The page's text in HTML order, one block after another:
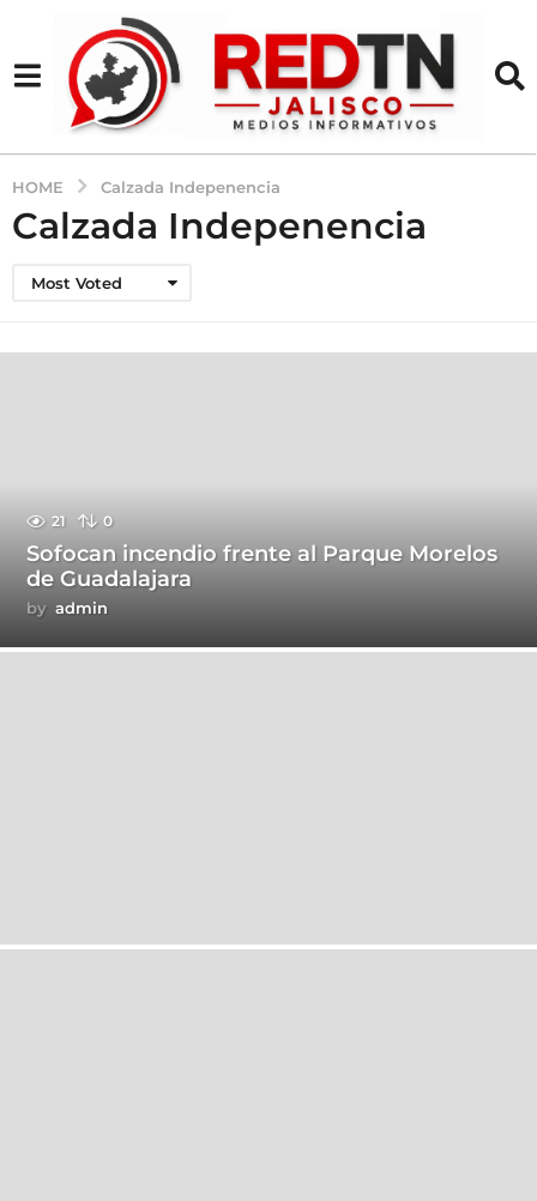
HOME Calzada Indepenencia
Calzada Indepenencia
Most Voted
21 0
Sofocan incendio frente al Parque Morelos
de Guadalajara
by admin